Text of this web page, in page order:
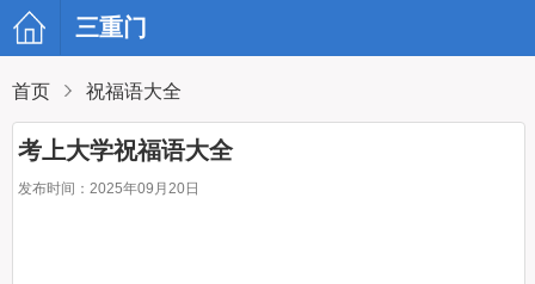
三重门
首页 祝福语大全
考上大学祝福语大全
发布时间：2025年09月20日